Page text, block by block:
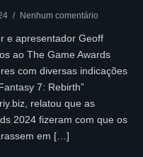
Nenhum comentário
e apresentador Geoff
ao The Game Awards
com diversas indicações
7: Rebirth”
relatou que as
2024 fizeram com que os
em […]